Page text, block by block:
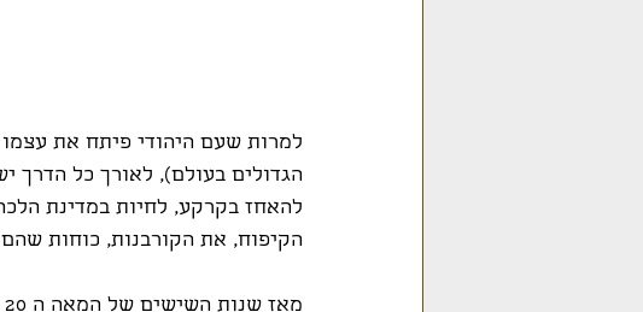
למרות שעם היהודי פיתח את
הגדולים בעולם), לאורך כל הדרך
להאחז בקרקע, לחיות במדינת
הקיפוח, את הקורבנות, כוחות